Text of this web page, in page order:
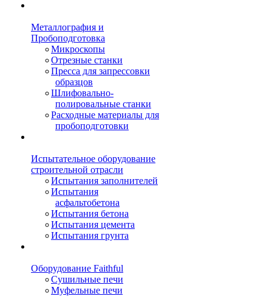
Металлография и
Пробоподготовка
Микроскопы
Отрезные станки
Пресса для запрессовки
образцов
Шлифовально-
полировальные станки
Расходные материалы для
пробоподготовки
Испытательное оборудование
строительной отрасли
Испытания заполнителей
Испытания
асфальтобетона
Испытания бетона
Испытания цемента
Испытания грунта
Оборудование Faithful
Сушильные печи
Муфельные печи